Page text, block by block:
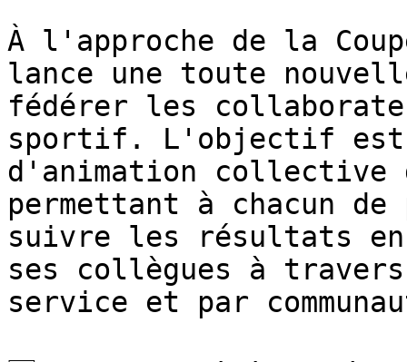
À l'approche de la
lance une toute
fédérer les
sportif. L'objectif est
d'animation
permettant à chacun
suivre les résultats
ses collègues à
service et par